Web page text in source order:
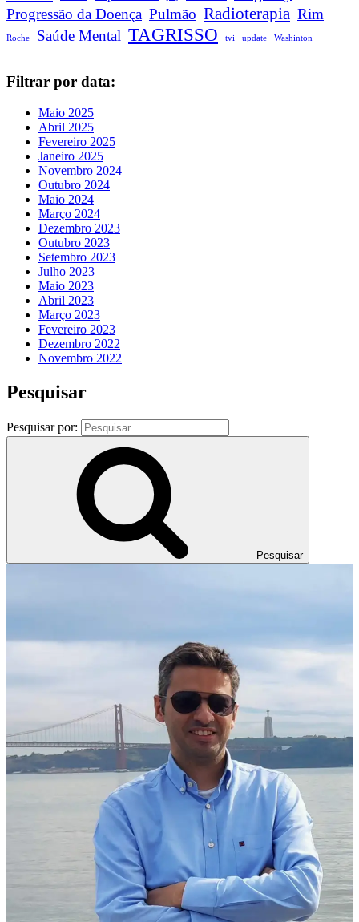
Progressão da Doença Pulmão Radioterapia Rim
Roche Saúde Mental TAGRISSO tvi update Washinton
Filtrar por data:
Maio 2025
Abril 2025
Fevereiro 2025
Janeiro 2025
Novembro 2024
Outubro 2024
Maio 2024
Março 2024
Dezembro 2023
Outubro 2023
Setembro 2023
Julho 2023
Maio 2023
Abril 2023
Março 2023
Fevereiro 2023
Dezembro 2022
Novembro 2022
Pesquisar
Pesquisar por:
Pesquisar